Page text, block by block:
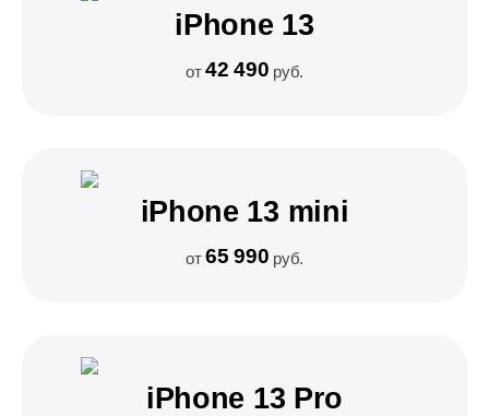
iPhone 13
от42 490 руб.
iPhone 13 mini
от65 990 руб.
iPhone 13 Pro